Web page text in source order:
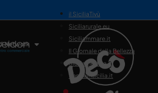
Il Network
il SiciliaTivù
Siciliarurale.eu
Siciliammare.it
Il Giornale della Bellezza
Siciliamedica.it
Sanitainsicilia.it